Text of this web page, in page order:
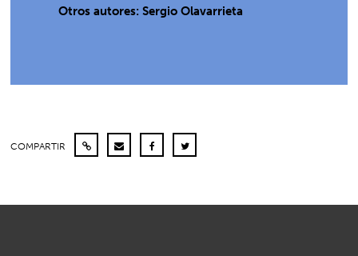
Otros autores: Sergio Olavarrieta
COMPARTIR